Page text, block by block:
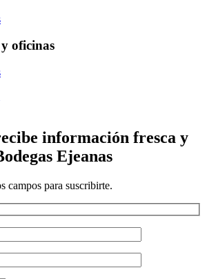
oficinas
información fresca y
Ejeanas
campos para suscribirte.